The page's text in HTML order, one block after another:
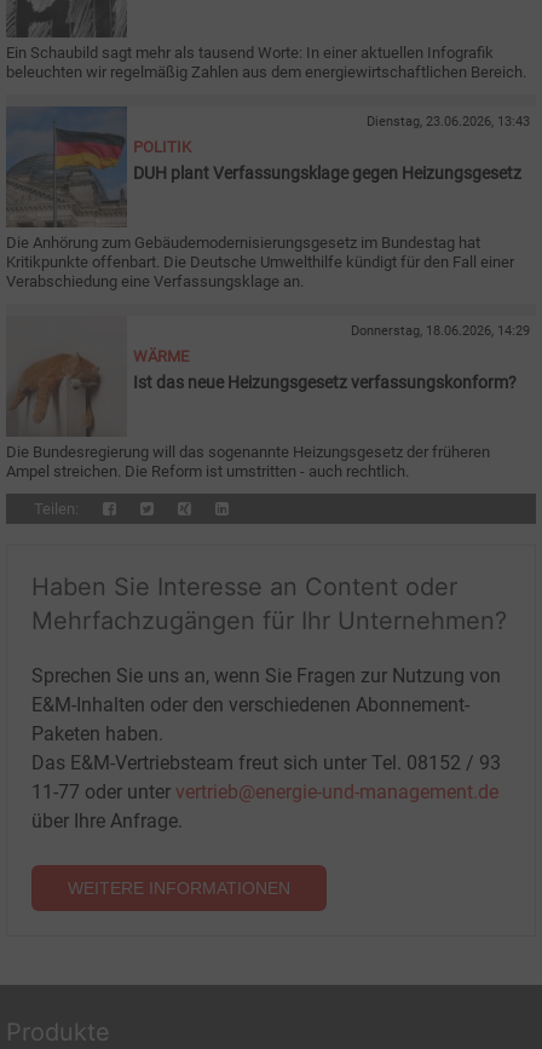
Ein Schaubild sagt mehr als tausend Worte: In einer aktuellen Infografik
beleuchten wir regelmäßig Zahlen aus dem energiewirtschaftlichen Bereich.
Dienstag, 23.06.2026, 13:43
POLITIK
DUH plant Verfassungsklage gegen Heizungsgesetz
Die Anhörung zum Gebäudemodernisierungsgesetz im Bundestag hat
Kritikpunkte offenbart. Die Deutsche Umwelthilfe kündigt für den Fall einer
Verabschiedung eine Verfassungsklage an.
Donnerstag, 18.06.2026, 14:29
WÄRME
Ist das neue Heizungsgesetz verfassungskonform?
Die Bundesregierung will das sogenannte Heizungsgesetz der früheren
Ampel streichen. Die Reform ist umstritten - auch rechtlich.
Teilen:
Haben Sie Interesse an Content oder
Mehrfachzugängen für Ihr Unternehmen?
Sprechen Sie uns an, wenn Sie Fragen zur Nutzung von
E&M-Inhalten oder den verschiedenen Abonnement-
Paketen haben.
Das E&M-Vertriebsteam freut sich unter Tel. 08152 / 93
11-77 oder unter vertrieb@energie-und-management.de
über Ihre Anfrage.
WEITERE INFORMATIONEN
Produkte